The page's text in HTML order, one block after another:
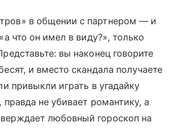
в общении с партнером — и
что он имел в виду?», только
вы наконец говорите
и вместо скандала получаете
привыкли играть в угадайку
не убивает романтику, а
любовный гороскоп на